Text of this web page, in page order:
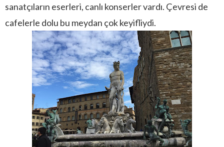
sanatçıların eserleri, canlı konserler vardı. Çevresi de
cafelerle dolu bu meydan çok keyifliydi.